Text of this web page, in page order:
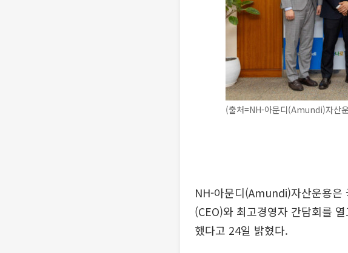
(출처=NH-아문디(Amundi)자산
NH-아문디(Amundi)자산운용은
(CEO)와 최고경영자 간담회를
했다고 24일 밝혔다.